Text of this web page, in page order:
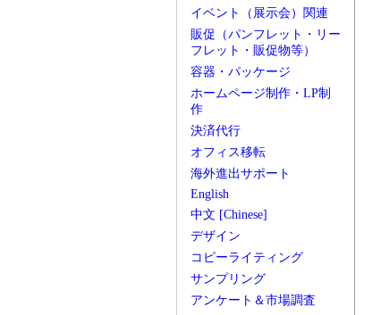
イベント（展示会）関連
販促（パンフレット・リー
フレット・販促物等）
容器・パッケージ
ホームページ制作・LP制
作
決済代行
オフィス移転
海外進出サポート
English
中文 [Chinese]
デザイン
コピーライティング
サンプリング
アンケート＆市場調査